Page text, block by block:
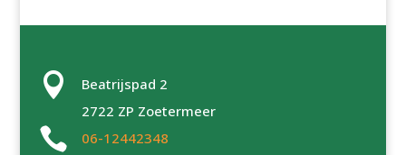

Beatrijspad 2
2722 ZP Zoetermeer

06-12442348